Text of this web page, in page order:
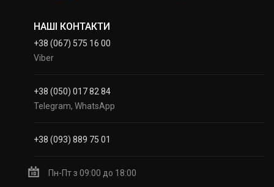
НАШІ КОНТАКТИ
+38 (067) 575 16 00
Viber
+38 (050) 017 82 84
Telegram, WhatsApp
+38 (093) 889 75 01
Пн-Пт з 09:00 до 18:00